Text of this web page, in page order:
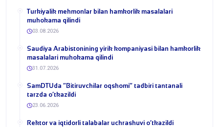
Turkiyalik mehmonlar bilan hamkorlik masalalari
muhokama qilindi
03.08.2026
​Saudiya Arabistonining yirik kompaniyasi bilan hamkorlik
masalalari muhokama qilindi
31.07.2026
​SamDTUda “Bitiruvchilar oqshomi” tadbiri tantanali
tarzda o‘tkazildi
23.06.2026
​Rektor va iqtidorli talabalar uchrashuvi o‘tkazildi